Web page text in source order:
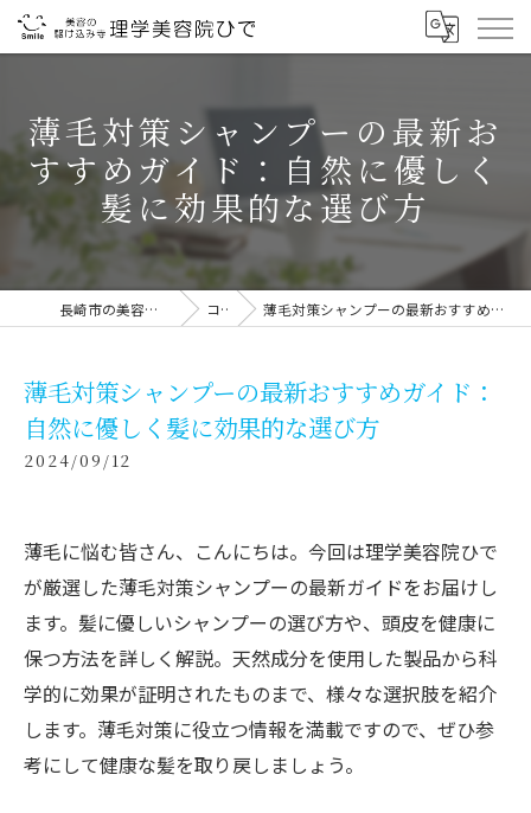
薄毛対策シャンプーの最新お
すすめガイド：自然に優しく
髪に効果的な選び方
長崎市の美容室なら理学美容院ひで コラム 薄毛対策シャンプーの最新おすすめガイド：自然に優しく髪に効果的な選び方
薄毛対策シャンプーの最新おすすめガイド：
自然に優しく髪に効果的な選び方
2024/09/12
薄毛に悩む皆さん、こんにちは。今回は理学美容院ひで
が厳選した薄毛対策シャンプーの最新ガイドをお届けし
ます。髪に優しいシャンプーの選び方や、頭皮を健康に
保つ方法を詳しく解説。天然成分を使用した製品から科
学的に効果が証明されたものまで、様々な選択肢を紹介
します。薄毛対策に役立つ情報を満載ですので、ぜひ参
考にして健康な髪を取り戻しましょう。